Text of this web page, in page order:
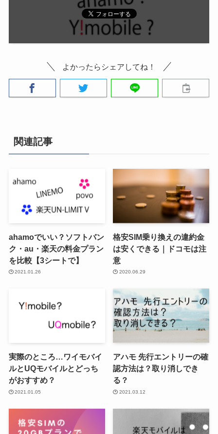
よかったらシェアしてね！
関連記事
ahamoでいい？ソフトバン
ク・au・楽天の料金プラン
を比較【3シートで】
2021.01.26
格安SIM乗り換えの違約金
は安くできる｜ドコモは注
意
2020.06.29
実際のところ…ワイモバイ
ルとUQモバイルとどっち
がおすすめ？
2021.01.05
アハモ 先行エントリーの確
認方法は？取り消しでき
る？
2021.03.12